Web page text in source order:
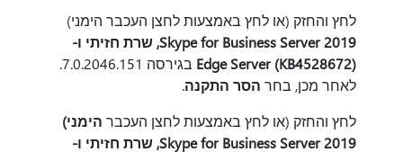
לחץ והחזק (או לחץ באמצעות לחצן העכבר הימני)
Skype for Business Server 2019, שרת חזיתי ו-
Edge Server (KB4528672)
בגירסה 7.0.2046.151.
לאחר מכן, בחר הסר התקנה.
לחץ והחזק (או לחץ באמצעות לחצן העכבר הימני)
Skype for Business Server 2019, שרת חזיתי ו-